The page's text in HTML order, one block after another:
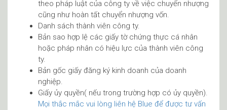
theo pháp luật của công ty về việc chuyển nhượng
cũng như hoàn tất chuyển nhượng vốn.
Danh sách thành viên công ty.
Bản sao hợp lệ các giấy tờ chứng thực cá nhân
hoặc pháp nhân có hiệu lực của thành viên công
ty.
Bản gốc giấy đăng ký kinh doanh của doanh
nghiệp.
Giấy ủy quyền( nếu trong trường hợp có ủy quyền).
Mọi thắc mắc vui lòng liên hệ Blue để được tư vấn